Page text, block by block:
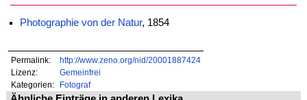
Photographie von der Natur, 1854
Permalink:
http://www.zeno.org/nid/20001887424
Lizenz:
Gemeinfrei
Kategorien:
Fotograf